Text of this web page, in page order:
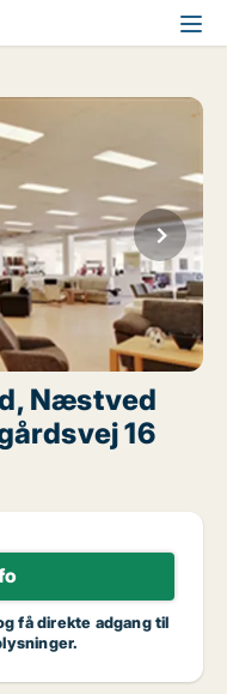
Næstved
16
få direkte adgang til